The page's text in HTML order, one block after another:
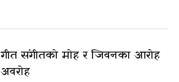
गीत संगीतको मोह र जिवनका आरोह
अवरोह